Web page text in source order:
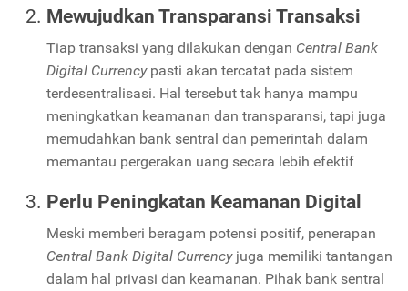
Mewujudkan Transparansi Transaksi
Tiap transaksi yang dilakukan dengan Central Bank
Digital Currencypasti akan tercatat pada sistem
terdesentralisasi. Hal tersebut tak hanya mampu
meningkatkan keamanan dan transparansi, tapi juga
memudahkan bank sentral dan pemerintah dalam
memantau pergerakan uang secara lebih efektif
Perlu Peningkatan Keamanan Digital
Meski memberi beragam potensi positif, penerapan
Central Bank Digital Currencyjuga memiliki tantangan
dalam hal privasi dan keamanan. Pihak bank sentral